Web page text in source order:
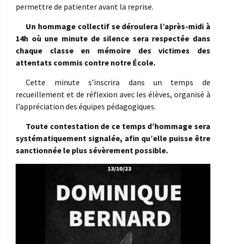
permettre de patienter avant la reprise.
Un hommage collectif se déroulera l’après-midi à
14h où une minute de silence sera respectée dans
chaque classe en mémoire des victimes des
attentats commis contre notre École.
Cette minute s’inscrira dans un temps de
recueillement et de réflexion avec les élèves, organisé à
l’appréciation des équipes pédagogiques.
Toute contestation de ce temps d’hommage sera
systématiquement signalée, afin qu’elle puisse être
sanctionnée le plus sévèrement possible.